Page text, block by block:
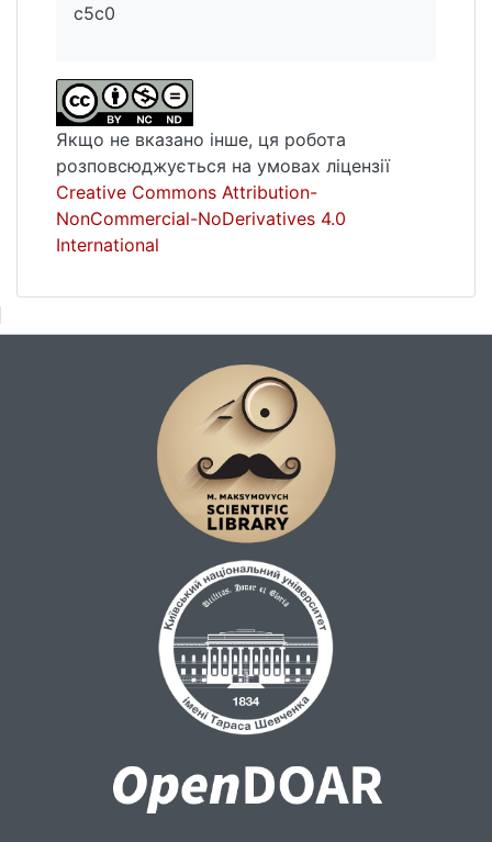
c5c0
Якщо не вказано інше, ця робота
розповсюджується на умовах ліцензії
Creative Commons Attribution-
NonCommercial-NoDerivatives 4.0
International